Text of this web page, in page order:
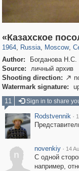
«Казахское
1964, Russia
1,407,363
, Moscow
319,882 8,286
,
160,021
Author:
Богданова Н.С.
Source:
личный архив
Shooting direction: 
Watermark signature:
11
Sign in to share
Rodstvennik ·
n
novenkiy · 14
С одной
например,